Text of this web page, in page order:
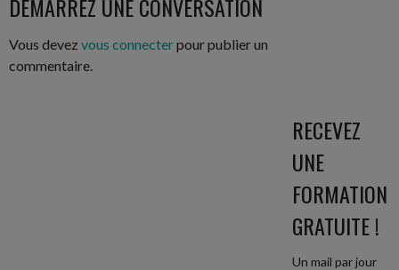
ARTICLES
DÉMARREZ UNE CONVERSATION
Vous devez vous connecterpour publier un
commentaire.
RECEVEZ
UNE
FORMATION
GRATUITE !
Un mail par jour